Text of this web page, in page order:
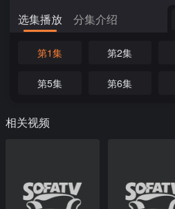
选集播放 分集介绍
第1集 第2集
第5集 第6集
相关视频